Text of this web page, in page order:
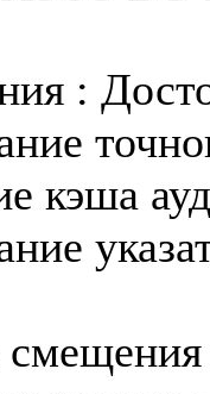
:
кэша